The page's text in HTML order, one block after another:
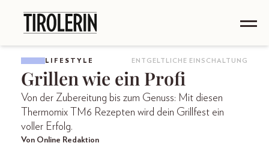
LIFESTYLE ENTGELTLICHE EINSCHALTUNG
Grillen wie ein Profi
Von der Zubereitung bis zum Genuss: Mit diesen
Thermomix TM6 Rezepten wird dein Grillfest ein
voller Erfolg.
Von Online Redaktion